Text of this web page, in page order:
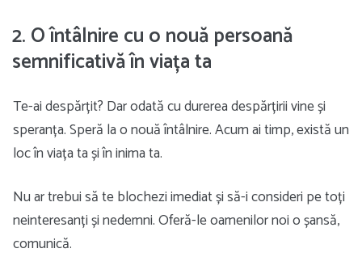
2. O întâlnire cu o nouă persoană
semnificativă în viața ta
Te-ai despărțit? Dar odată cu durerea despărțirii vine și
speranța. Speră la o nouă întâlnire. Acum ai timp, există un
loc în viața ta și în inima ta.
Nu ar trebui să te blochezi imediat și să-i consideri pe toți
neinteresanți și nedemni. Oferă-le oamenilor noi o șansă,
comunică.